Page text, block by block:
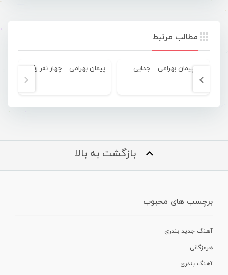
مطالب مرتبط
پیمان بهرامی – جدایی پیمان بهرامی – چهار نفر رفیق
بازگشت به بالا
برچسب های محبوب
آهنگ جدید بندری
هرمزگانی
آهنگ بندری